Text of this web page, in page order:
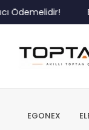
Bu
EGONEX